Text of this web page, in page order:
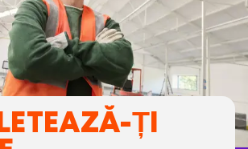
ȚI